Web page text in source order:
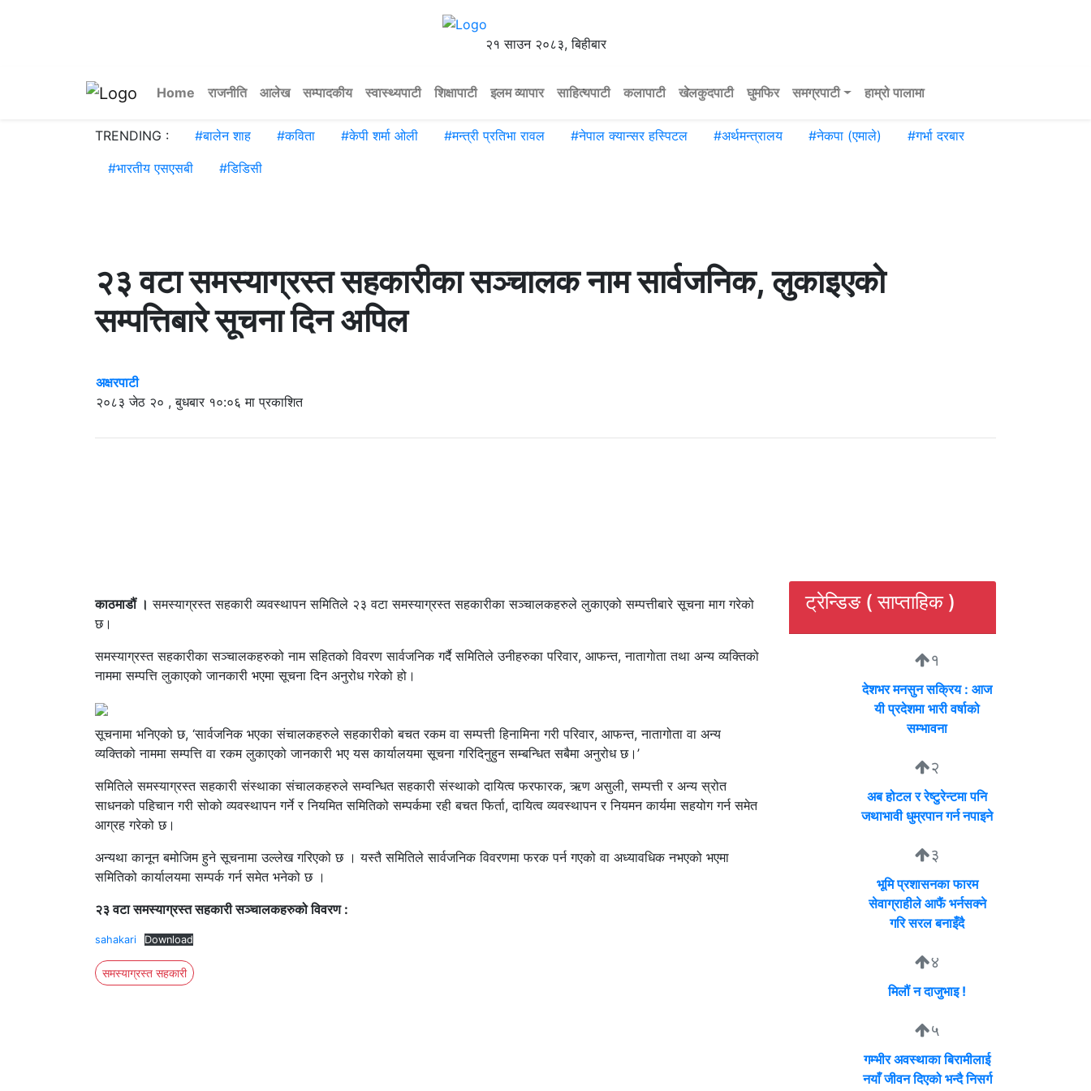
२१ साउन २०८३, बिहीबार
Home राजनीति आलेख सम्पादकीय स्वास्थ्यपाटी शिक्षापाटी इलम व्यापार साहित्यपाटी कलापाटी खेलकुदपाटी घुमफिर समग्रपाटी हाम्रो पालामा
TRENDING : #बालेन शाह #कविता #केपी शर्मा ओली #मन्त्री प्रतिभा रावल #नेपाल क्यान्सर हस्पिटल #अर्थमन्त्रालय #नेकपा (एमाले) #गर्भा दरबार
#भारतीय एसएसबी #डिडिसी
२३ वटा समस्याग्रस्त सहकारीका सञ्चालक नाम सार्वजनिक, लुकाइएको
सम्पत्तिबारे सूचना दिन अपिल
अक्षरपाटी
२०८३ जेठ २० , बुधबार १०:०६ मा प्रकाशित
काठमाडौं । समस्याग्रस्त सहकारी व्यवस्थापन समितिले २३ वटा समस्याग्रस्त सहकारीका सञ्चालकहरुले लुकाएको सम्पत्तीबारे सूचना माग गरेको
छ।
समस्याग्रस्त सहकारीका सञ्चालकहरुको नाम सहितको विवरण सार्वजनिक गर्दै समितिले उनीहरुका परिवार, आफन्त, नातागाेता तथा अन्य व्यक्तिको
नाममा सम्पत्ति लुकाएको जानकारी भएमा सूचना दिन अनुरोध गरेको हो।
सूचनामा भनिएको छ, ‘सार्वजनिक भएका संचालकहरुले सहकारीको बचत रकम वा सम्पत्ती हिनामिना गरी परिवार, आफन्त, नातागोता वा अन्य
व्यक्तिको नाममा सम्पत्ति वा रकम लुकाएको जानकारी भए यस कार्यालयमा सूचना गरिदिनुहुन सम्बन्धित सबैमा अनुरोध छ।’
समितिले समस्याग्रस्त सहकारी संस्थाका संचालकहरुले सम्वन्धित सहकारी संस्थाको दायित्व फरफारक, ऋण असुली, सम्पत्ती र अन्य स्रोत
साधनको पहिचान गरी सोको व्यवस्थापन गर्ने र नियमित समितिको सम्पर्कमा रही बचत फिर्ता, दायित्व व्यवस्थापन र नियमन कार्यमा सहयोग गर्न समेत
आग्रह गरेको छ।
अन्यथा कानून बमोजिम हुने सूचनामा उल्लेख गरिएको छ । यस्तै समितिले सार्वजनिक विवरणमा फरक पर्न गएको वा अध्यावधिक नभएको भएमा
समितिको कार्यालयमा सम्पर्क गर्न समेत भनेको छ ।
२३ वटा समस्याग्रस्त सहकारी सञ्चालकहरुको विवरण :
sahakari Download
समस्याग्रस्त सहकारी
ट्रेन्डिङ ( साप्ताहिक )
१
देशभर मनसुन सक्रिय : आज
यी प्रदेशमा भारी वर्षाको
सम्भावना
२
अब होटल र रेष्टुरेन्टमा पनि
जथाभावी धुम्रपान गर्न नपाइने
३
भूमि प्रशासनका फारम
सेवाग्राहीले आफैं भर्नसक्ने
गरि सरल बनाइँदै
४
मिलौं न दाजुभाइ !
५
गम्भीर अवस्थाका बिरामीलाई
नयाँ जीवन दिएको भन्दै निसर्ग